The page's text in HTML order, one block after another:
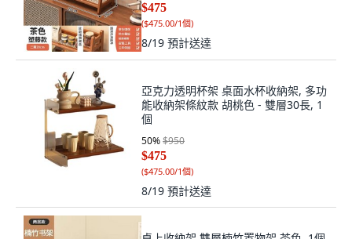
$475
($475.00/1個)
8/19 預計送達
亞克力透明杯架 桌面水杯收納架, 多功
能收納架條紋款 胡桃色 - 雙層30長, 1
個
50%$950
$475
($475.00/1個)
8/19 預計送達